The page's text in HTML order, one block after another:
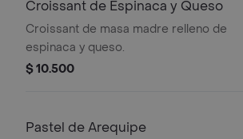
Croissant de Espinaca y Queso
Croissant de masa madre relleno de
espinaca y queso.
$ 10.500
Pastel de Arequipe